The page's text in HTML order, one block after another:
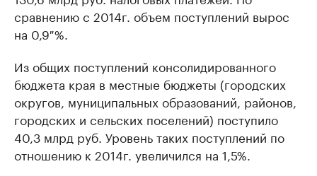
сравнению с 2014г. объем поступлений вырос
на 0,9 %.
Из общих поступлений консолидированного
бюджета края в местные бюджеты (городских
округов, муниципальных образований, районов,
городских и сельских поселений) поступило
40,3 млрд руб. Уровень таких поступлений по
отношению к 2014г. увеличился на 1,5%.